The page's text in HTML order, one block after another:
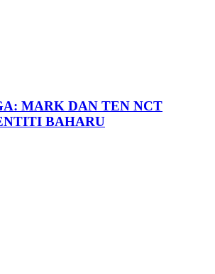
MARK DAN TEN NCT
BAHARU